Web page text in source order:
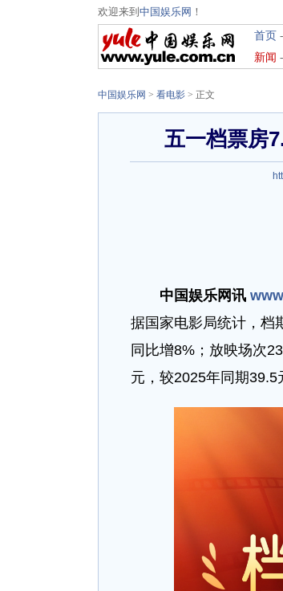
欢迎来到 中国娱乐网 ！
首页 -
新闻 -
中国娱乐网 > 看电影 > 正文
五一档票房
中国娱乐网讯
据国家电影局统计，档
同比增8%；放映场次
元，较2025年同期39.5